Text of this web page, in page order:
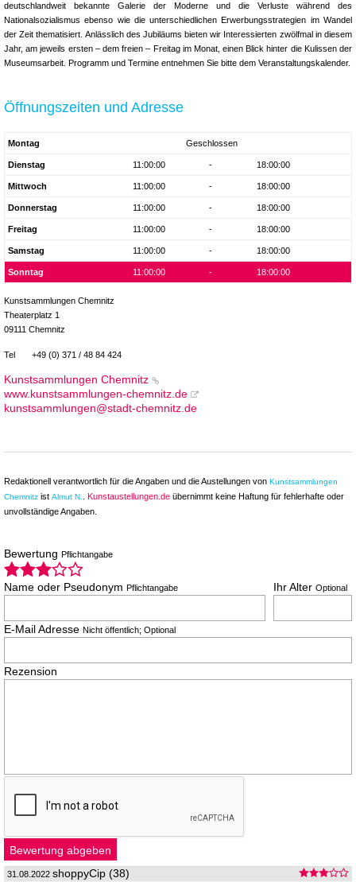
deutschlandweit bekannte Galerie der Moderne und die Verluste während des
Nationalsozialismus ebenso wie die unterschiedlichen Erwerbungsstrategien im Wandel
der Zeit thematisiert. Anlässlich des Jubiläums bieten wir Interessierten zwölfmal in diesem
Jahr, am jeweils ersten – dem freien – Freitag im Monat, einen Blick hinter die Kulissen der
Museumsarbeit. Programm und Termine entnehmen Sie bitte dem Veranstaltungskalender.
Öffnungszeiten und Adresse
Montag Geschlossen
Dienstag 11:00:00 - 18:00:00
Mittwoch 11:00:00 - 18:00:00
Donnerstag 11:00:00 - 18:00:00
Freitag 11:00:00 - 18:00:00
Samstag 11:00:00 - 18:00:00
Sonntag 11:00:00 - 18:00:00
Kunstsammlungen Chemnitz
Theaterplatz 1
09111 Chemnitz
Tel +49 (0) 371 / 48 84 424
Kunstsammlungen Chemnitz
www.kunstsammlungen-chemnitz.de
kunstsammlungen@stadt-chemnitz.de
Redaktionell verantwortlich für die Angaben und die Austellungen von Kunstsammlungen
Chemnitz ist Almut N. Kunstaustellungen.de übernimmt keine Haftung für fehlerhafte oder
unvollständige Angaben.
Bewertung Pflichtangabe
Name oder Pseudonym Pflichtangabe Ihr Alter Optional
E-Mail Adresse Nicht öffentlich; Optional
Rezension
31.08.2022 shoppyCip (38)